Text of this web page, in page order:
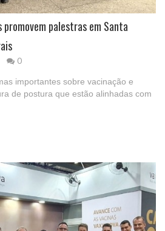
promovem palestras em Santa
0
importantes sobre vacinação e
de postura que estão alinhadas com